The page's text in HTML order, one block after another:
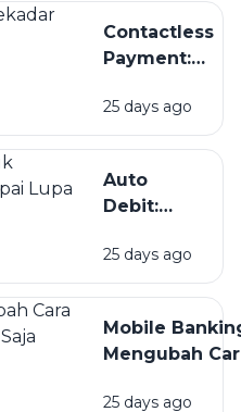
Melindungi
Data
Contactless
Payment:
Tren atau
Masa Depan
Pembayaran?
25 days ago
Auto
Debit:
untuk
Tagihan,
Jangan
Sampai
25 days ago
Mobile
Mengubah
Uang, Apa Saja
25 days ago